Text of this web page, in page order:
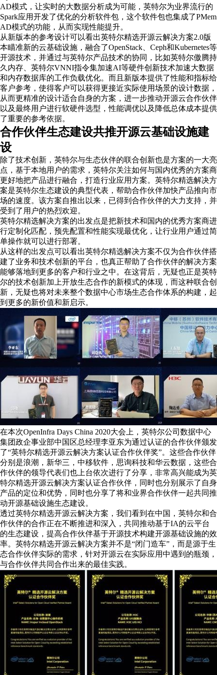
AD模式，让实时的大数据分析成为可能，英特尔为业界流行的
Spark应用开发了优化的分析软件包，这个软件包也集成了PMem
AD模式的功能，从而实现性能提升。
从新版本的参考设计可以看出英特尔精选开源云解决方案2.0版
本瞄准新的云基础设施，融合了OpenStack、Ceph和Kubernetes等
开源技术，并通过与英特尔产品技术的协同，比如英特尔傲腾持
久内存、英特尔VNNI指令集加速AI等硬件创新技术加速大数据
和内存数据库的工作负载优化。而且新版本提供了性能和指标给
客户参考，使得客户可以获得更接近实际使用场景的设计数据，
从而更精准的设计适合自身的方案，进一步推动开源云合作伙伴
以及最终用户进行软硬件选型，性能调优以及降低总体成本提供
了重要的参考依据。
合作伙伴生态建设共推开源云基础设施建
设
除了技术创新，英特尔与生态伙伴的联合创新也是方案的一大亮
点，基于本地用户的需求，英特尔关注如何与国内优秀的方案商
更好地把产品进行融合，打造行业应用方案。英特尔精选解决方
案是英特尔生态建设的典型代表，帮助合作伙伴加快产品推向市
场的速度。该方案自推出以来，已得到合作伙伴的大力支持，并
受到了用户的热烈欢迎。
英特尔精选解决方案的出发点是把新技术和国内的优秀方案商进
行定制化匹配，预先配置和性能实现最优化，让行业用户通过简
单操作就可以进行部署。
从这样的出发点可以看出英特尔精选解决方案不仅为合作伙伴搭
建了业务和技术创新的平台，也真正帮助了合作伙伴的解决方案
能够落地到更多的客户和行业之中。在这背后，无疑也正是英特
尔的技术创新加上开放生态合作的新模式的体现，而这种联合创
新，无疑也将对未来整个数据中心市场生态合作体系的构建，起
到更多的新价值和新启示。
在本次OpenInfra Days China 2020大会上，英特尔公司数据中心
集团政企事业部中国区总经理李亚东为通过认证的合作伙伴颁发
了“英特尔精选开源云解决方案认证合作伙伴奖”。这些合作伙伴
分别是浪潮，新华三，中移软件，思询科技和华云数据，这些合
作伙伴的领导代表们也上台依次进行了分享，非常高兴能成为英
特尔精选开源云解决方案认证合作伙伴，同时也分别展示了自身
产品的定位和优势，同时也分享了将和业界合作伙伴一起共同推
动开源基础设施生态建设。
透过英特尔精选开源云解决方案，我们看到在中国，英特尔和合
作伙伴的合作正在不断推进和深入，共同推动基于IA的云平台
的生态建设，提高合作伙伴基于开源技术构建开源基础设施的效
率。英特尔精选开源云解决方案并不是“闭门造车”，而是源于生
态合作伙伴实际的需求，针对开源云在实际应用中遇到的瓶颈，
与合作伙伴共同合作出来的最佳实践。